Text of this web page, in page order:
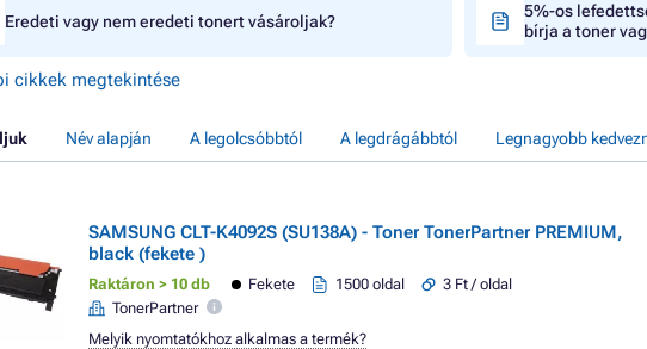
Eredeti vagy nem eredeti tonert vásároljak?
5%-os
bírja a toner
cikkek megtekintése
Név alapján A legolcsóbbtól A legdrágábbtól Legnagyobb
SAMSUNG CLT-K4092S (SU138A) - Toner TonerPartner PREMIUM,
black (fekete )
Raktáron > 10 db Fekete 1500 oldal
3 Ft / oldal
TonerPartner
Melyik nyomtatókhoz alkalmas a termék?